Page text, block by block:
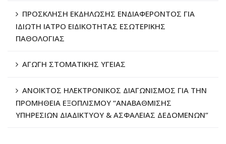
ΠΡΟΣΚΛΗΣΗ ΕΚΔΗΛΩΣΗΣ ΕΝΔΙΑΦΕΡΟΝΤΟΣ ΓΙΑ
ΙΔΙΩΤΗ ΙΑΤΡΟ ΕΙΔΙΚΟΤΗΤΑΣ ΕΣΩΤΕΡΙΚΗΣ
ΠΑΘΟΛΟΓΙΑΣ
ΑΓΩΓΗ ΣΤΟΜΑΤΙΚΗΣ ΥΓΕΙΑΣ
ΑΝΟΙΚΤΟΣ ΗΛΕΚΤΡΟΝΙΚΟΣ ΔΙΑΓΩΝΙΣΜΟΣ ΓΙΑ ΤΗΝ
ΠΡΟΜΗΘΕΙΑ ΕΞΟΠΛΙΣΜΟΥ “ΑΝΑΒΑΘΜΙΣΗΣ
ΥΠΗΡΕΣΙΩΝ ΔΙΑΔΙΚΤΥΟΥ & ΑΣΦΑΛΕΙΑΣ ΔΕΔΟΜΕΝΩΝ”